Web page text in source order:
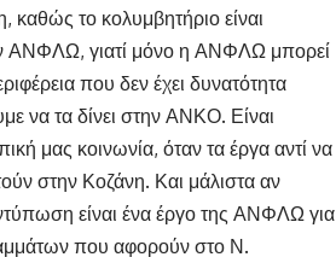
το κολυμβητήριο είναι
ΑΝΦΛΩ, γιατί μόνο η ΑΝΦΛΩ μπορεί
που δεν έχει δυνατότητα
να τα δίνει στην ΑΝΚΟ. Είναι
μας κοινωνία, όταν τα έργα αντί να
στην Κοζάνη. Και μάλιστα αν
είναι ένα έργο της ΑΝΦΛΩ για
που αφορούν στο Ν.